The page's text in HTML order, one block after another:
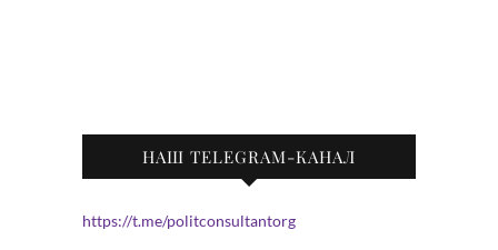
НАШ TELEGRAM-КАНАЛ
https://t.me/politconsultantorg